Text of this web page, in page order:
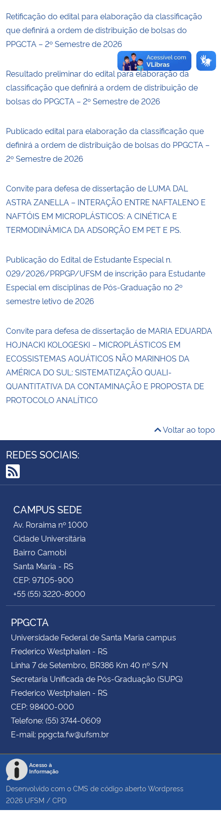
Retificação do edital para elaboração da classificação
que definirá a ordem de distribuição de bolsas do
PPGCTA – 2º Semestre de 2026
Resultado preliminar do edital para elaboração da
classificação que definirá a ordem de distribuição de
bolsas do PPGCTA – 2º Semestre de 2026
Publicado edital para elaboração da classificação que
definirá a ordem de distribuição de bolsas do PPGCTA –
2º Semestre de 2026
Convite para defesa de dissertação de LUMA DAL
ASTRA ZANELLA – INTERAÇÃO ENTRE NAFTALENO E
NAFTÓIS EM MICROPLÁSTICOS: A CINÉTICA E
TERMODINÂMICA DA ADSORÇÃO EM PET E PS.
Publicação do Edital de Estudante Especial n.
029/2026/PRPGP/UFSM de inscrição para Estudante
Especial em disciplinas de Pós-Graduação no 2º
semestre letivo de 2026
Convite para defesa de dissertação de MARIA EDUARDA
HOJNACKI KOLOGESKI – MICROPLÁSTICOS EM
ECOSSISTEMAS AQUÁTICOS NÃO MARINHOS DA
AMÉRICA DO SUL: SISTEMATIZAÇÃO QUALI-
QUANTITATIVA DA CONTAMINAÇÃO E PROPOSTA DE
PROTOCOLO ANALÍTICO
Voltar ao topo
REDES SOCIAIS:
RSS
CAMPUS SEDE
Av. Roraima nº 1000
Cidade Universitária
Bairro Camobi
Santa Maria - RS
CEP: 97105-900
+55 (55) 3220-8000
PPGCTA
Universidade Federal de Santa Maria campus
Frederico Westphalen - RS
Linha 7 de Setembro, BR386 Km 40 nº S/N
Secretaria Unificada de Pós-Graduação (SUPG)
Frederico Westphalen - RS
CEP: 98400-000
Telefone: (55) 3744-0609
E-mail: ppgcta.fw@ufsm.br
Acesso à
Informação
Desenvolvido com o CMS de código aberto Wordpress
2026 UFSM / CPD